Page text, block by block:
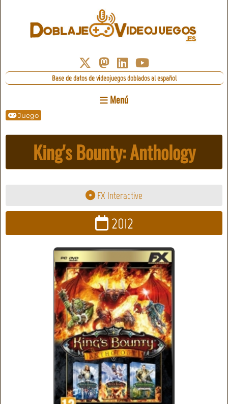
Base de datos de videojuegos doblados al español
Menú
Juego
King's Bounty: Anthology
FX Interactive
2012